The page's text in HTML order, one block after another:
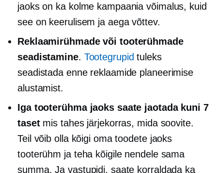
jaoks on ka kolme kampaania võimalus, kuid
see on keerulisem ja aega võttev.
Reklaamirühmade või tooterühmade
seadistamine. Tootegrupid tuleks
seadistada enne reklaamide planeerimise
alustamist.
Iga tooterühma jaoks saate jaotada kuni 7
tasetmis tahes järjekorras, mida soovite.
Teil võib olla kõigi oma toodete jaoks
tooterühm ja teha kõigile nendele sama
summa. Ja vastupidi, saate korraldada ka